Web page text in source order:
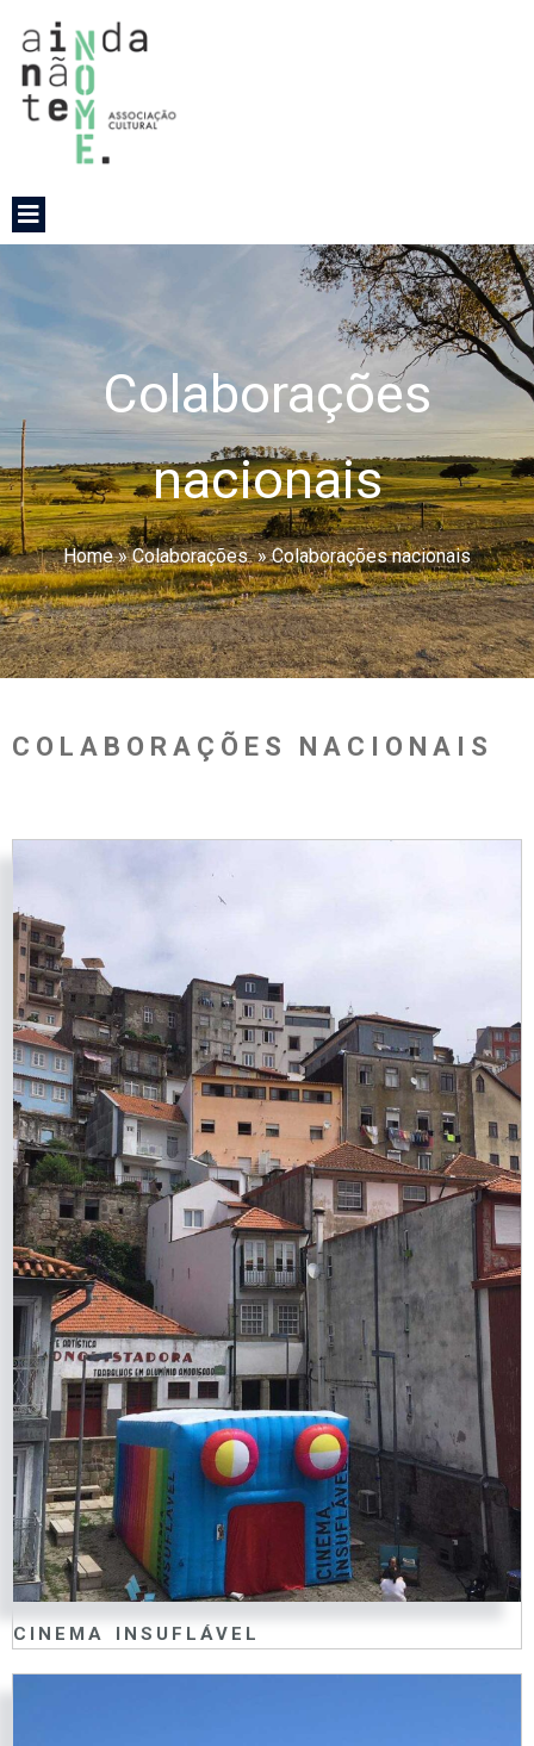
Colaborações
nacionais
Home»Colaborações »Colaborações nacionais
COLABORAÇÕES NACIONAIS
CINEMA INSUFLÁVEL